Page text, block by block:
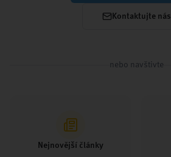
Kontaktujte nás
nebo navštivte
Nejnovější články